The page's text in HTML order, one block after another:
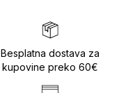
Besplatna dostava za
kupovine preko 60€